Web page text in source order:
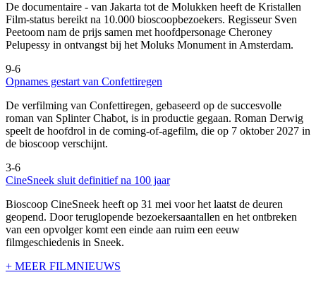
De documentaire - van Jakarta tot de Molukken heeft de Kristallen
Film-status bereikt na 10.000 bioscoopbezoekers. Regisseur Sven
Peetoom nam de prijs samen met hoofdpersonage Cheroney
Pelupessy in ontvangst bij het Moluks Monument in Amsterdam.
9-6
Opnames gestart van Confettiregen
De verfilming van Confettiregen, gebaseerd op de succesvolle
roman van Splinter Chabot, is in productie gegaan. Roman Derwig
speelt de hoofdrol in de coming-of-agefilm, die op 7 oktober 2027 in
de bioscoop verschijnt.
3-6
CineSneek sluit definitief na 100 jaar
Bioscoop CineSneek heeft op 31 mei voor het laatst de deuren
geopend. Door teruglopende bezoekersaantallen en het ontbreken
van een opvolger komt een einde aan ruim een eeuw
filmgeschiedenis in Sneek.
+ MEER FILMNIEUWS